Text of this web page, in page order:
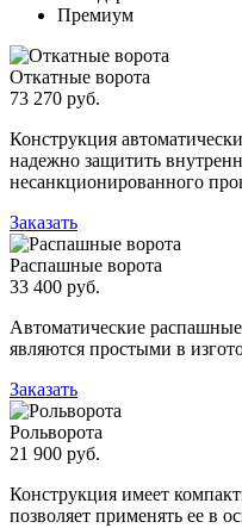
Премиум
Откатные ворота
73 270 руб.
Конструкция
надежно защитить
несанкционированного
Заказать
Распашные ворота
33 400 руб.
Автоматические
являются простыми в
Заказать
Рольворота
21 900 руб.
Конструкция имеет
позволяет применять ее в